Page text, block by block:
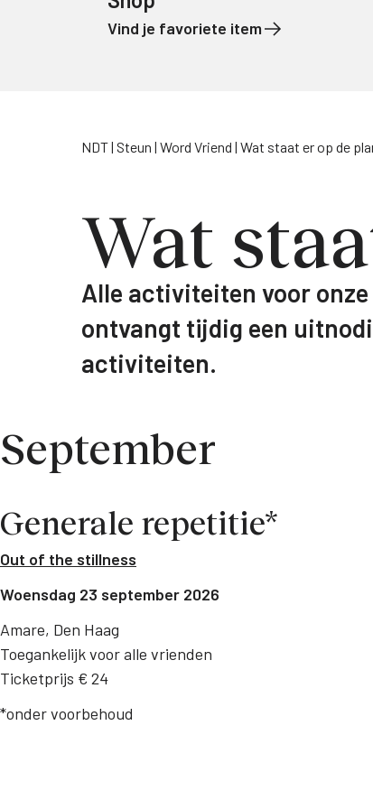
Vind je favoriete item
NDT Steun Word Vriend Wat staat er op de
Wat
Alle activiteiten voor
ontvangt tijdig een
activiteiten.
September
Generale repetitie*
Out of the stillness
Woensdag 23 september 2026
Amare, Den Haag
Toegankelijk voor alle vrienden
Ticketprijs € 24
*onder voorbehoud